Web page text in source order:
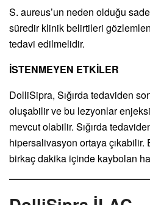
S. aureus’un neden olduğu
süredir klinik belirtileri
tedavi edilmelidir.
İSTENMEYEN ETKİLER
DolliSipra, Sığırda tedaviden
oluşabilir ve bu lezyonlar
mevcut olabilir. Sığırda
hipersalivasyon ortaya
birkaç dakika içinde kaybolan